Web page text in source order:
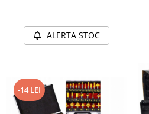
ALERTA STOC
-14 LEI